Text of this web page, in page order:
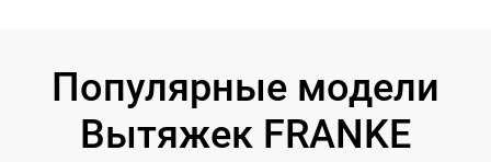
Популярные модели
Вытяжек FRANKE